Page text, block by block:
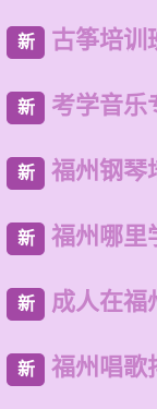
新 古筝培训
新 考学音乐
新 福州钢琴
新 福州哪里
新 成人在福
新 福州唱歌